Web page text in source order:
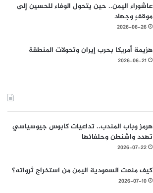
عاشوراء اليمن.. حين يتحول الوفاء للحسين إلى
موقفٍ وجهاد
2026-06-26
هزيمة أمريكا بحرب إيران وتحولات المنطقة
2026-06-21
هرمز وباب المندب.. تداعيات كابوس جيوسياسي
تهدد واشنطن وحلفائها
2026-07-22
كيف منعت السعودية اليمن من استخراج ثرواته؟
2026-07-10